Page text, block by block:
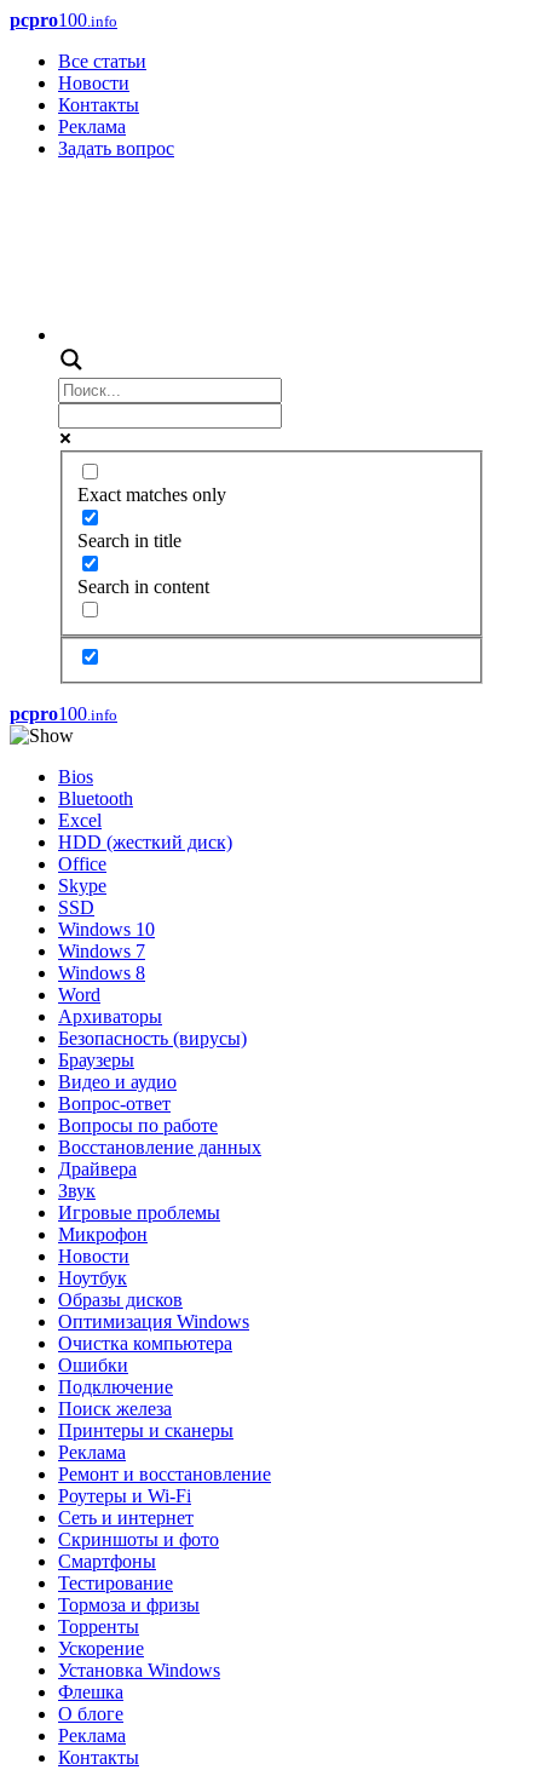
pcpro100.info
Все статьи
Новости
Контакты
Реклама
Задать вопрос
Exact matches only
Search in title
Search in content
pcpro100.info
Bios
Bluetooth
Excel
HDD (жесткий диск)
Office
Skype
SSD
Windows 10
Windows 7
Windows 8
Word
Архиваторы
Безопасность (вирусы)
Браузеры
Видео и аудио
Вопрос-ответ
Вопросы по работе
Восстановление данных
Драйвера
Звук
Игровые проблемы
Микрофон
Новости
Ноутбук
Образы дисков
Оптимизация Windows
Очистка компьютера
Ошибки
Подключение
Поиск железа
Принтеры и сканеры
Реклама
Ремонт и восстановление
Роутеры и Wi-Fi
Сеть и интернет
Скриншоты и фото
Смартфоны
Тестирование
Тормоза и фризы
Торренты
Ускорение
Установка Windows
Флешка
О блоге
Реклама
Контакты